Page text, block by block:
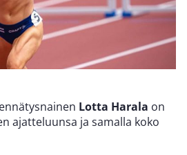
Lotta Harala on
ajatteluunsa ja samalla koko